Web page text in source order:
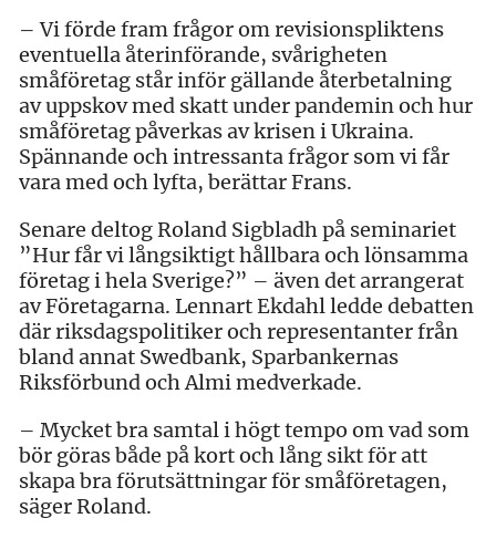
– Vi förde fram frågor om revisionspliktens
eventuella återinförande, svårigheten
småföretag står inför gällande återbetalning
av uppskov med skatt under pandemin och hur
småföretag påverkas av krisen i Ukraina.
Spännande och intressanta frågor som vi får
vara med och lyfta, berättar Frans.
Senare deltog Roland Sigbladh på seminariet
”Hur får vi långsiktigt hållbara och lönsamma
företag i hela Sverige?” – även det arrangerat
av Företagarna. Lennart Ekdahl ledde debatten
där riksdagspolitiker och representanter från
bland annat Swedbank, Sparbankernas
Riksförbund och Almi medverkade.
– Mycket bra samtal i högt tempo om vad som
bör göras både på kort och lång sikt för att
skapa bra förutsättningar för småföretagen,
säger Roland.